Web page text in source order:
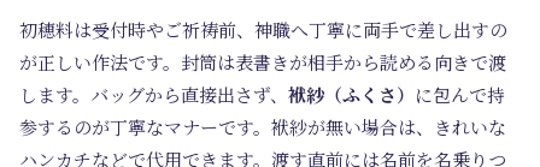
初穂料は受付時やご祈祷前、神職へ丁寧に両手で差し出すの
が正しい作法です。封筒は表書きが相手から読める向きで渡
します。バッグから直接出さず、 袱紗（ふくさ） に包んで持
参するのが丁寧なマナーです。袱紗が無い場合は、きれいな
ハンカチなどで代用できます。渡す直前には名前を名乗りつ